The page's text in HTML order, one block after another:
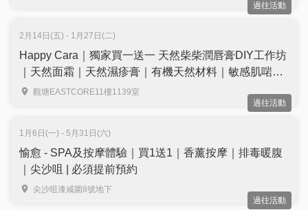
過往活動
2月14日(五) - 1月27日(二)
Happy Cara｜獨家買一送一 天然柴柴潤唇膏DIY工作坊
｜天然面霜｜天然濕疹膏｜有機天然材料｜敏感肌啱用
｜觀塘
觀塘EASTCORE11樓1139室
過往活動
1月6日(一) - 5月31日(六)
愉愈 - SPA及按摩體驗｜買1送1｜香薰按摩｜排毒暖腹
｜尖沙咀 | 必須提前預約
尖沙咀漆咸圍8號地下
過往活動